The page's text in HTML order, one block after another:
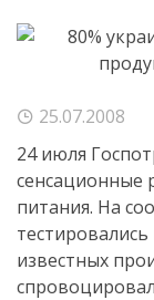
25.07.2008
24 июля
сенсационные
питания. На
известных